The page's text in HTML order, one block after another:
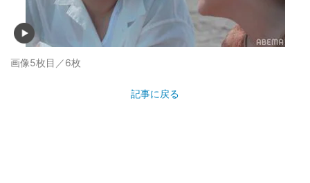
画像5枚目／6枚
記事に戻る